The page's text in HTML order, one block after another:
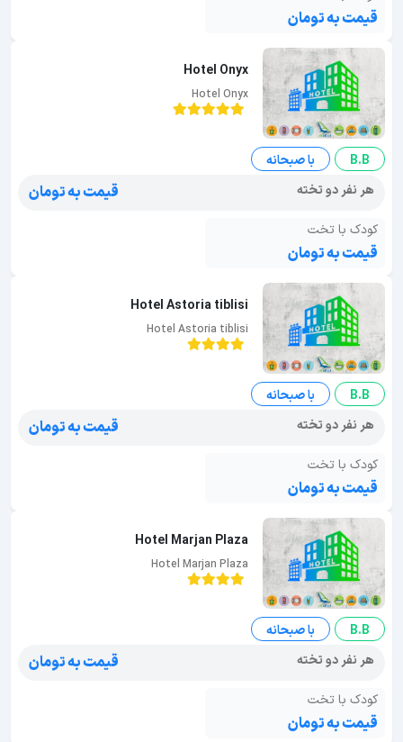
قیمت به تومان
Hotel Onyx
Hotel Onyx
B.B
با صبحانه
هر نفر دو تخته
قیمت به تومان
کودک با تخت
قیمت به تومان
Hotel Astoria tiblisi
Hotel Astoria tiblisi
B.B
با صبحانه
هر نفر دو تخته
قیمت به تومان
کودک با تخت
قیمت به تومان
Hotel Marjan Plaza
Hotel Marjan Plaza
B.B
با صبحانه
هر نفر دو تخته
قیمت به تومان
کودک با تخت
قیمت به تومان